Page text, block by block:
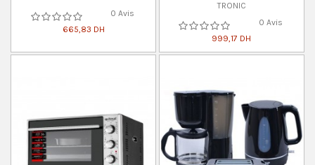
0 Avis
665,83 DH
TRONIC
0 Avis
999,17 DH